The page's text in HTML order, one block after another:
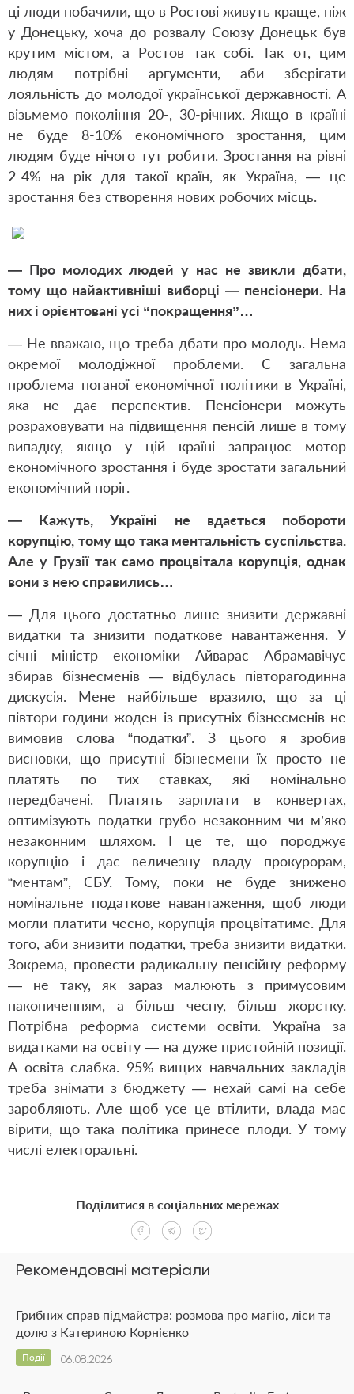
ці люди побачили, що в Ростові живуть краще, ніж
у Донецьку, хоча до розвалу Союзу Донецьк був
крутим містом, а Ростов так собі. Так от, цим
людям потрібні аргументи, аби зберігати
лояльність до молодої української державності. А
візьмемо покоління 20-, 30-річних. Якщо в країні
не буде 8-10% економічного зростання, цим
людям буде нічого тут робити. Зростання на рівні
2-4% на рік для такої країн, як Украї­на, — це
зростання без створення нових робочих місць.
— Про молодих людей у нас не звикли дбати,
тому що найактивніші виборці — пенсіонери. На
них і орієнтовані усі “покращення”…
— Не вважаю, що треба дбати про молодь. Нема
окремої молодіжної проблеми. Є загальна
проблема поганої економічної політики в Україні,
яка не дає перспектив. Пенсіонери можуть
розраховувати на підвищення пенсій лише в тому
випадку, якщо у цій країні запрацює мотор
економічного зростання і буде зростати загальний
економічний поріг.
— Кажуть, Україні не вдається побороти
корупцію, тому що така ментальність суспільства.
Але у Грузії так само процвітала корупція, однак
вони з нею справились…
— Для цього достатньо лише знизити державні
видатки та знизити податкове навантаження. У
січні міністр економіки Айварас Абрамавічус
збирав бізнесменів — відбулась півторагодинна
дискусія. Мене найбільше вразило, що за ці
півтори години жоден із присутніх бізнесменів не
вимовив слова “податки”. З цього я зробив
висновки, що присутні бізнесмени їх просто не
платять по тих ставках, які номінально
передбачені. Платять зарплати в конвертах,
оптимізують податки грубо незаконним чи м’яко
незаконним шляхом. І це те, що породжує
корупцію і дає величезну владу прокурорам,
“ментам”, СБУ. Тому, поки не буде знижено
номінальне податкове навантаження, щоб люди
могли платити чесно, корупція процвітатиме. Для
того, аби знизити податки, треба знизити видатки.
Зокрема, провести радикальну пенсійну реформу
— не таку, як зараз малюють з примусовим
накопиченням, а більш чесну, більш жорстку.
Потрібна реформа системи освіти. Україна за
видатками на освіту — на дуже пристойній позиції.
А освіта слабка. 95% вищих навчальних закладів
треба знімати з бюджету — нехай самі на себе
заробляють. Але щоб усе це втілити, влада має
вірити, що така політика принесе плоди. У тому
числі електоральні.
Рекомендовані матеріали
Грибних справ підмайстра: розмова про магію, ліси та
долю з Катериною Корнієнко
06.08.2026
Події
Поділитися в соціальних мережах